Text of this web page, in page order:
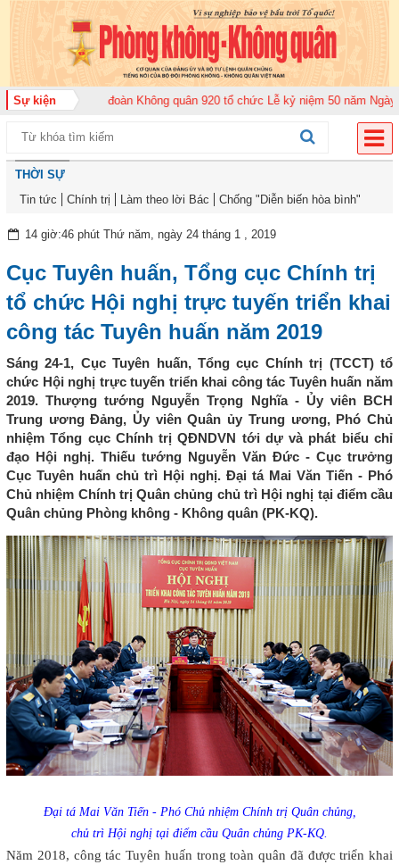
Sự kiện
2026 Trung đoàn Không quân 920 tổ chức Lễ kỷ niệm 50 năm Ngày
THỜI SỰ
Tin tức
Chính trị Làm theo lời Bác Chống "Diễn biến hòa bình"
14 giờ:46 phút Thứ năm, ngày 24 tháng 1 , 2019
Cục Tuyên huấn, Tổng cục Chính trị
tổ chức Hội nghị trực tuyến triển khai
công tác Tuyên huấn năm 2019
Sáng 24-1, Cục Tuyên huấn, Tổng cục Chính trị (TCCT) tổ
chức Hội nghị trực tuyến triển khai công tác Tuyên huấn năm
2019. Thượng tướng Nguyễn Trọng Nghĩa - Ủy viên BCH
Trung ương Đảng, Ủy viên Quân ủy Trung ương, Phó Chủ
nhiệm Tổng cục Chính trị QĐNDVN tới dự và phát biểu chỉ
đạo Hội nghị. Thiếu tướng Nguyễn Văn Đức - Cục trưởng
Cục Tuyên huấn chủ trì Hội nghị. Đại tá Mai Văn Tiến - Phó
Chủ nhiệm Chính trị Quân chủng chủ trì Hội nghị tại điểm cầu
Quân chủng Phòng không - Không quân (PK-KQ).
Đại tá Mai Văn Tiến - Phó Chủ nhiệm Chính trị Quân chủng,
chủ trì Hội nghị tại điểm cầu Quân chủng PK-KQ.
Năm 2018, công tác Tuyên huấn trong toàn quân đã được triển khai